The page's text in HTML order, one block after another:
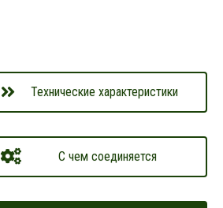
Технические характеристики
С чем соединяется